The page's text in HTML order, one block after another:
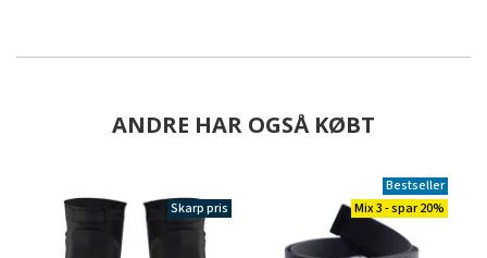
ANDRE HAR OGSÅ KØBT
Skarp pris
Bestseller
Mix 3 - spar 20%